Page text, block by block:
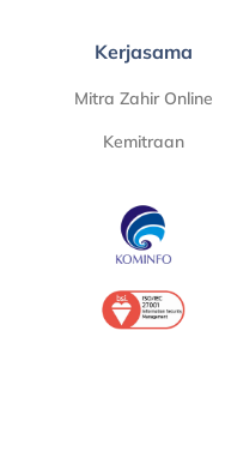
Kerjasama
Mitra Zahir Online
Kemitraan